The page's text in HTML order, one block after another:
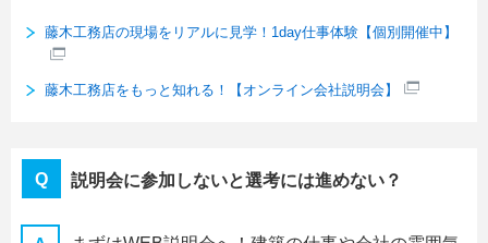
藤木工務店の現場をリアルに見学！1day仕事体験【個別開催中】
藤木工務店をもっと知れる！【オンライン会社説明会】
説明会に参加しないと選考には進めない？